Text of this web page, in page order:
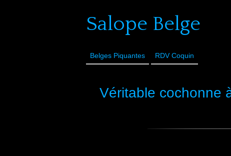
Salope Belge
Belges Piquantes RDV Coquin
Véritable cochonne